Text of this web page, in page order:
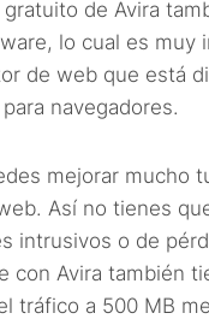
de Avira
lo cual es muy
de web que está
navegadores.
mejorar mucho
Así no tienes
intrusivos o de
con Avira también
tráfico a 500 MB